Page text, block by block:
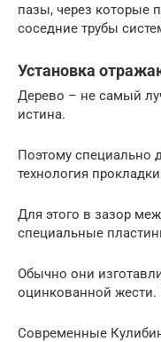
пазы, через которые
соседние трубы
Установка
Дерево – не самый
истина.
Поэтому специально
технология
Для этого в зазор
специальные
Обычно они
оцинкованной жести.
Современные